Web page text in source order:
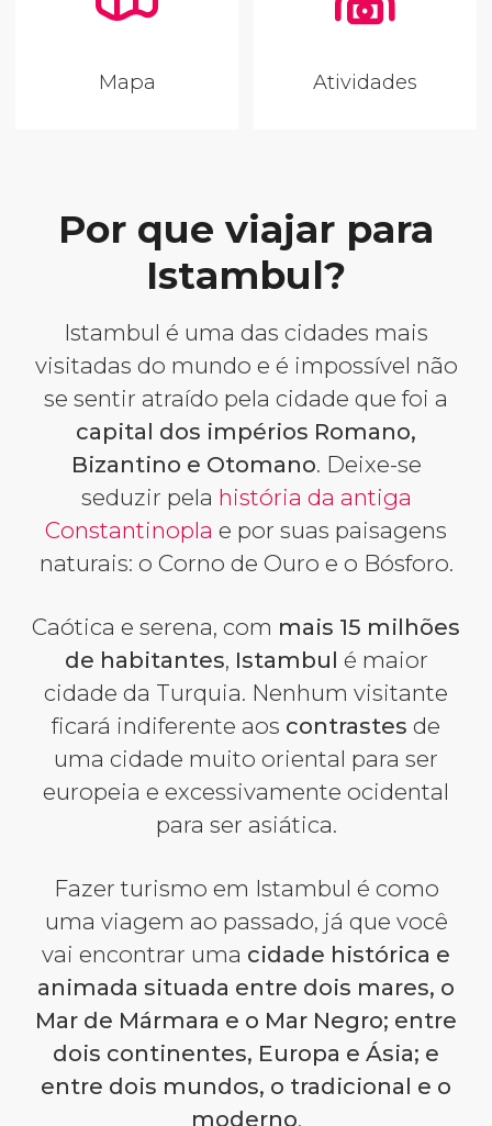
Mapa Atividades
Por que viajar para
Istambul?
Istambul é uma das cidades mais
visitadas do mundo e é impossível não
se sentir atraído pela cidade que foi a
capital dos impérios Romano,
Bizantino e Otomano. Deixe-se
seduzir pela história da antiga
Constantinopla e por suas paisagens
naturais: o Corno de Ouro e o Bósforo.
Caótica e serena, com mais 15 milhões
de habitantes, Istambul é maior
cidade da Turquia. Nenhum visitante
ficará indiferente aos contrastes de
uma cidade muito oriental para ser
europeia e excessivamente ocidental
para ser asiática.
Fazer turismo em Istambul é como
uma viagem ao passado, já que você
vai encontrar uma cidade histórica e
animada situada entre dois mares, o
Mar de Mármara e o Mar Negro; entre
dois continentes, Europa e Ásia; e
entre dois mundos, o tradicional e o
moderno.